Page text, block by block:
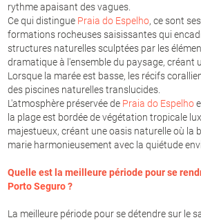
rythme apaisant des vagues.
Ce qui distingue Praia do Espelho, ce sont
formations rocheuses saisissantes qui
structures naturelles sculptées par les
dramatique à l'ensemble du paysage, créant
Lorsque la marée est basse, les récifs
des piscines naturelles translucides.
L'atmosphère préservée de Praia do Espelho
la plage est bordée de végétation tropicale
majestueux, créant une oasis naturelle où la
marie harmonieusement avec la quiétude
Quelle est la meilleure période pour se
Porto Seguro?
La meilleure période pour se détendre sur le